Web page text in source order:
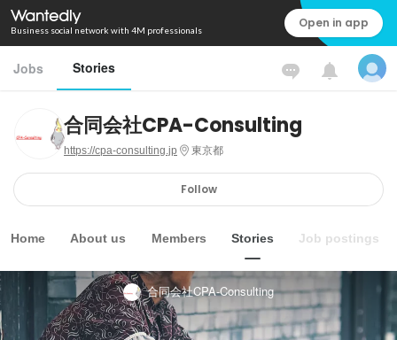
Business social network with 4M professionals Open in app
Jobs Stories
合同会社CPA-Consulting
https://cpa-consulting.jp 東京都
Follow
Home About us Members Stories Job postings
合同会社CPA-Consulting